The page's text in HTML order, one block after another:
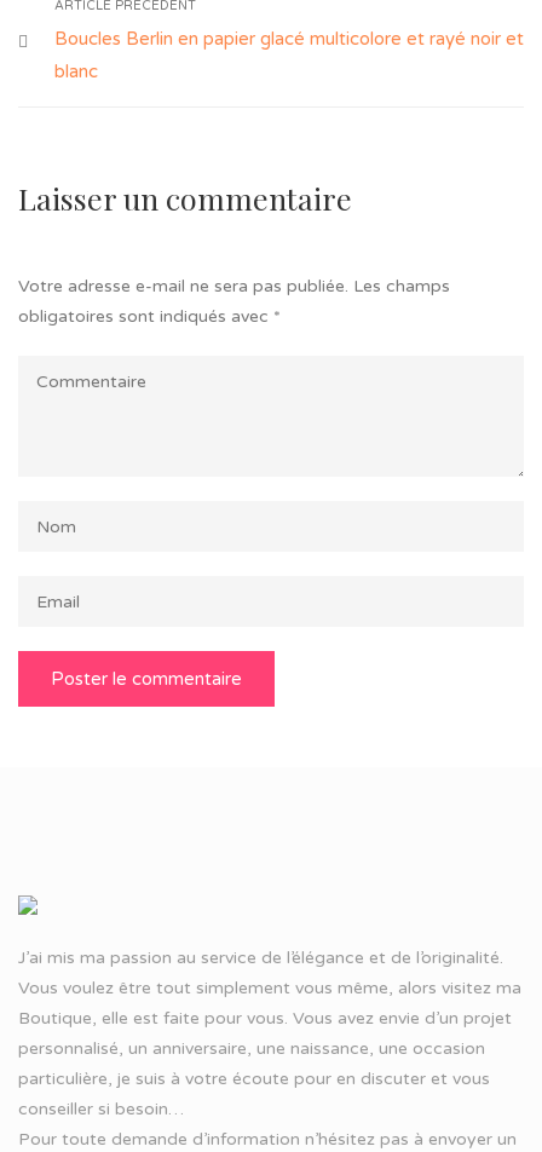
ARTICLE PRÉCÉDENT
Boucles Berlin en papier glacé multicolore et rayé noir et
blanc
Laisser un commentaire
Votre adresse e-mail ne sera pas publiée. Les champs
obligatoires sont indiqués avec *
J’ai mis ma passion au service de l’élégance et de l’originalité.
Vous voulez être tout simplement vous même, alors visitez ma
Boutique, elle est faite pour vous. Vous avez envie d’un projet
personnalisé, un anniversaire, une naissance, une occasion
particulière, je suis à votre écoute pour en discuter et vous
conseiller si besoin…
Pour toute demande d’information n’hésitez pas à envoyer un